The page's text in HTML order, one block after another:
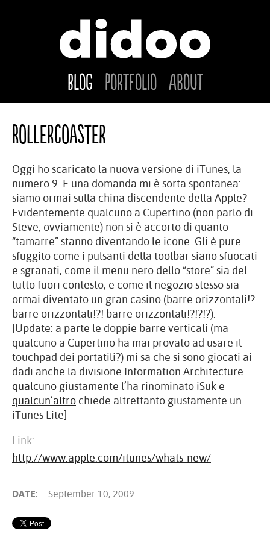
Blog Portfolio About
Rollercoaster
Oggi ho scaricato la nuova versione di iTunes, la
numero 9. E una domanda mi è sorta spontanea:
siamo ormai sulla china discendente della Apple?
Evidentemente qualcuno a Cupertino (non parlo di
Steve, ovviamente) non si è accorto di quanto
“tamarre” stanno diventando le icone. Gli è pure
sfuggito come i pulsanti della toolbar siano sfuocati
e sgranati, come il menu nero dello “store” sia del
tutto fuori contesto, e come il negozio stesso sia
ormai diventato un gran casino (barre orizzontali!?
barre orizzontali!?! barre orizzontali!?!?!?).
[Update: a parte le doppie barre verticali (ma
qualcuno a Cupertino ha mai provato ad usare il
touchpad dei portatili?) mi sa che si sono giocati ai
dadi anche la divisione Information Architecture…
qualcuno giustamente l’ha rinominato iSuk e
qualcun’altro chiede altrettanto giustamente un
iTunes Lite]
Link:
http://www.apple.com/itunes/whats-new/
DATE: September 10, 2009